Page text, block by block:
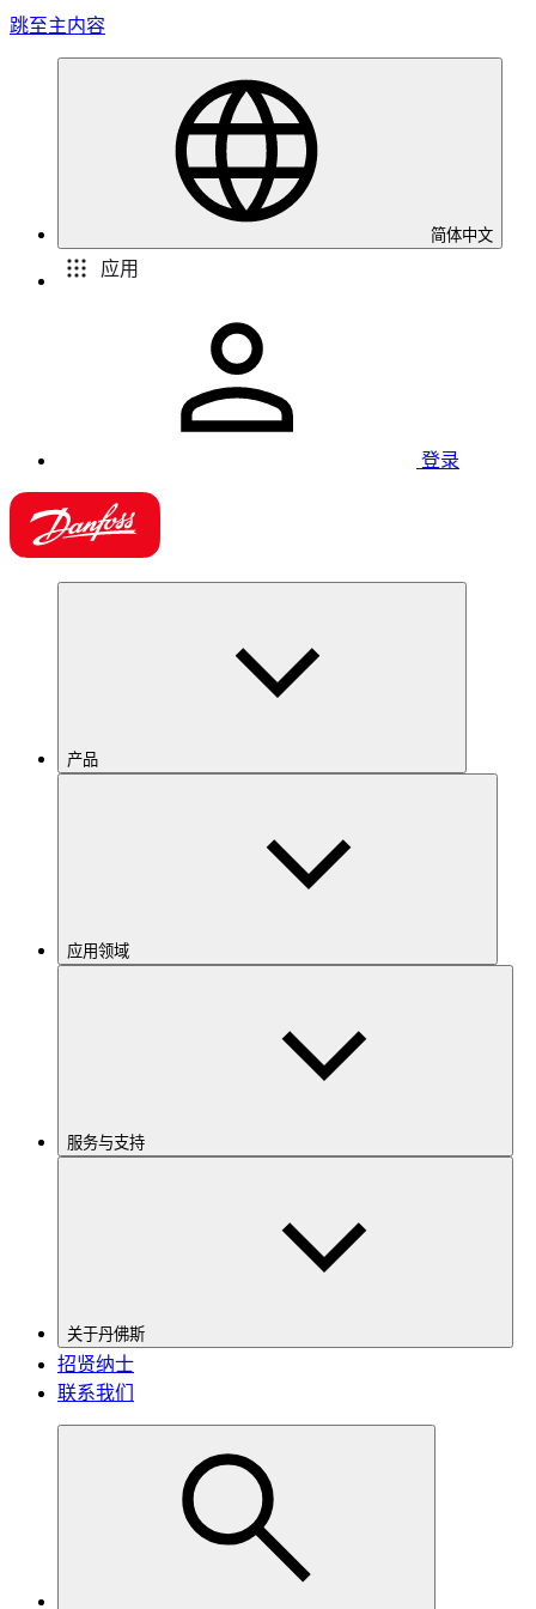
跳至主内容
简体中文
应用
登录
产品
应用领域
服务与支持
关于丹佛斯
招贤纳士
联系我们